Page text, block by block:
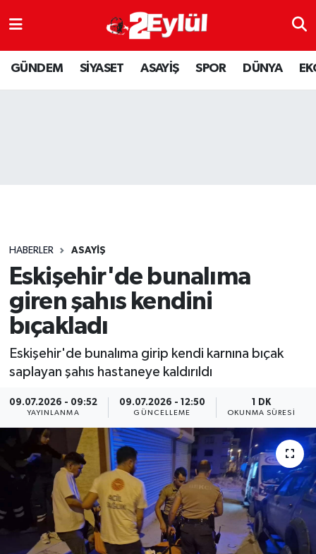
GÜNDEM SİYASET ASAYİŞ SPOR DÜNYA
HABERLER ASAYİŞ
Eskişehir'de bunalıma
giren şahıs kendini
bıçakladı
Eskişehir'de bunalıma girip kendi karnına bıçak
saplayan şahıs hastaneye kaldırıldı
09.07.2026 - 09:52
YAYINLANMA
09.07.2026 - 12:50
GÜNCELLEME
1 DK
OKUNMA SÜRESI
ASAYİŞ
DÜNYA
SPOR
YAŞAM
Nöbetçi Eczaneler
Hava Durumu
Son Dakika Haberleri
Haber Arşivi